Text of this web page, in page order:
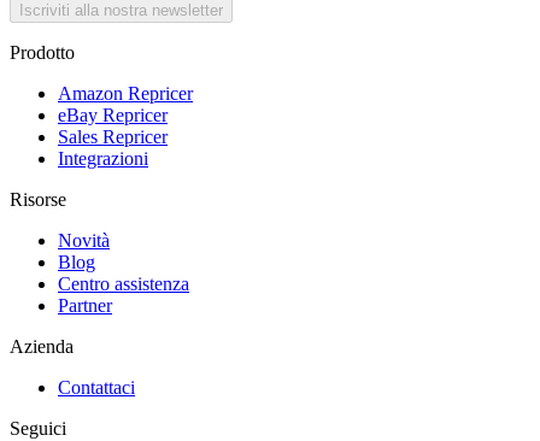
Iscriviti alla nostra newsletter
Prodotto
Amazon Repricer
eBay Repricer
Sales Repricer
Integrazioni
Risorse
Novità
Blog
Centro assistenza
Partner
Azienda
Contattaci
Seguici